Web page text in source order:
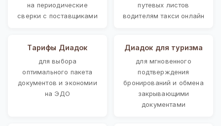
на периодические
сверки с поставщиками
путевых листов
водителям такси онлайн
Тарифы Диадок
для выбора
оптимального пакета
документов и экономии
на ЭДО
Диадок для туризма
для мгновенного
подтверждения
бронирований и обмена
закрывающими
документами